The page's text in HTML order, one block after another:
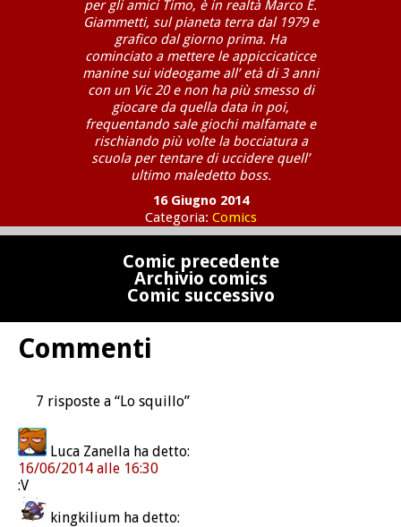
per gli amici Timo, è in realtà Marco E.
Giammetti, sul pianeta terra dal 1979 e
grafico dal giorno prima. Ha
cominciato a mettere le appiccicaticce
manine sui videogame all’ età di 3 anni
con un Vic 20 e non ha più smesso di
giocare da quella data in poi,
frequentando sale giochi malfamate e
rischiando più volte la bocciatura a
scuola per tentare di uccidere quell’
ultimo maledetto boss.
16 Giugno 2014
Categoria: Comics
Comic precedente
Archivio comics
Comic successivo
Commenti
7 risposte a “Lo squillo”
Luca Zanella ha detto:
16/06/2014 alle 16:30
:V
kingkilium ha detto: